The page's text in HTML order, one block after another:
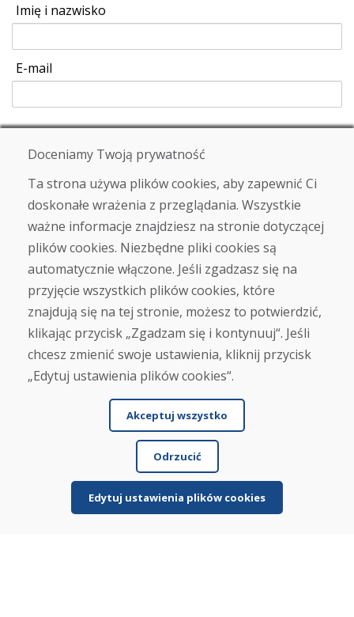
Imię i nazwisko
E-mail
Wysłać
Infolinia
+421 919 282 306
info@domivosport.pl
O nas
Blog
O nas
Sklep
Kontakt
Zakup
Sklep internetowy
Warunki handlowe
Transport
Zapłata
Skarga
Doceniamy Twoją prywatność
Ta strona używa plików cookies, aby zapewnić Ci
doskonałe wrażenia z przeglądania. Wszystkie
ważne informacje znajdziesz na stronie dotyczącej
plików cookies. Niezbędne pliki cookies są
automatycznie włączone. Jeśli zgadzasz się na
przyjęcie wszystkich plików cookies, które
znajdują się na tej stronie, możesz to potwierdzić,
klikając przycisk „Zgadzam się i kontynuuj“. Jeśli
chcesz zmienić swoje ustawienia, kliknij przycisk
„Edytuj ustawienia plików cookies“.
Akceptuj wszystko
Odrzucić
Edytuj ustawienia plików cookies